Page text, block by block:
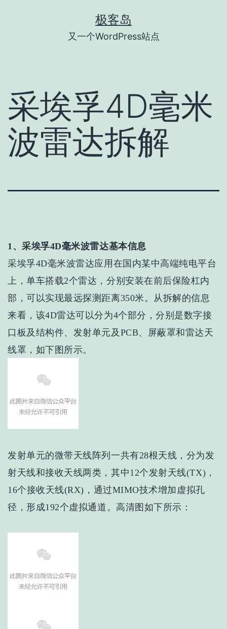
极客岛
又一个WordPress站点
采埃孚4D毫米
波雷达拆解
1、采埃孚4D毫米波雷达基本信息
采埃孚4D毫米波雷达应用在国内某中高端纯电平台
上，单车搭载2个雷达，分别安装在前后保险杠内
部，可以实现最远探测距离350米。从拆解的信息
来看，该4D雷达可以分为4个部分，分别是数字接
口板及结构件、发射单元及PCB、屏蔽罩和雷达天
线罩，如下图所示。
发射单元的微带天线阵列一共有28根天线，分为发
射天线和接收天线两类，其中12个发射天线(TX)，
16个接收天线(RX)，通过MIMO技术增加虚拟孔
径，形成192个虚拟通道。高清图如下所示：